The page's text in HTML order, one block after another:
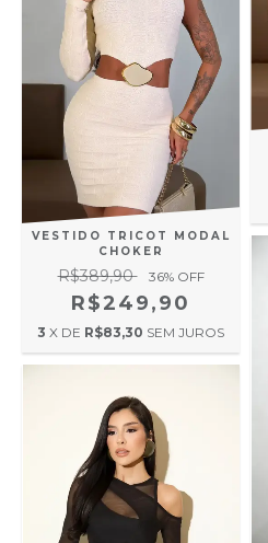
VESTIDO TRICOT MODAL
CHOKER
R$389,90 36% OFF
R$249,90
3 X DE R$83,30 SEM JUROS